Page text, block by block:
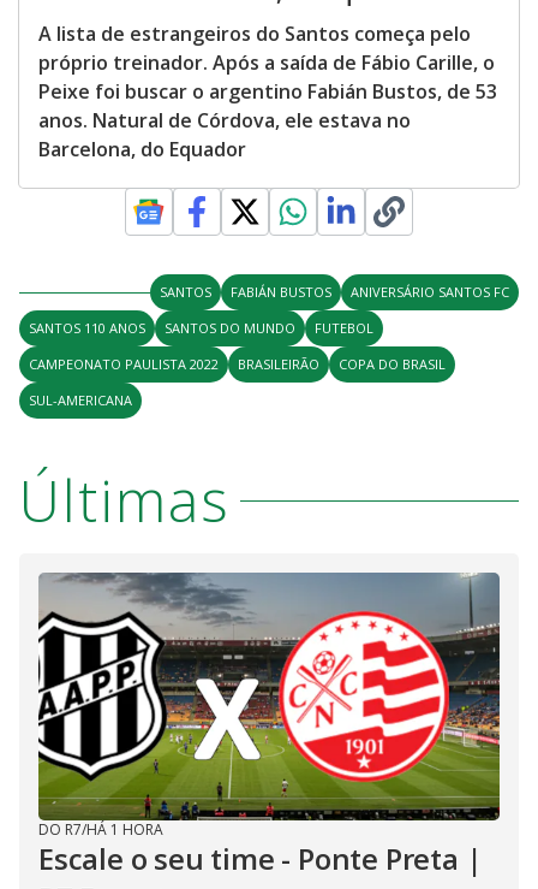
A lista de estrangeiros do Santos começa pelo
próprio treinador. Após a saída de Fábio Carille, o
Peixe foi buscar o argentino Fabián Bustos, de 53
anos. Natural de Córdova, ele estava no
Barcelona, do Equador
SANTOS FABIÁN BUSTOS
ANIVERSÁRIO SANTOS FC
SANTOS 110 ANOS
SANTOS DO MUNDO
FUTEBOL
CAMPEONATO PAULISTA 2022
BRASILEIRÃO
COPA DO BRASIL
SUL-AMERICANA
Últimas
DO R7/HÁ 1 HORA
Escale o seu time - Ponte Preta |